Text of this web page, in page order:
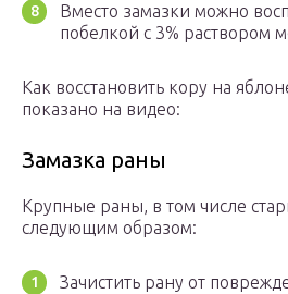
Вместо замазки можно
побелкой с 3% раствором
Как восстановить кору на
показано на видео:
Замазка раны
Крупные раны, в том числе
следующим образом:
Зачистить рану от